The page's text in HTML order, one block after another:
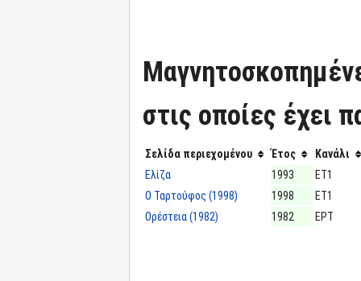
στις οποίες έχει
Σελίδα περιεχομένου Έτος
Κανάλι
Ελίζα
1993
ΕΤ1
Ο Ταρτούφος (1998)
1998
ΕΤ1
Ορέστεια (1982)
1982 ΕΡΤ